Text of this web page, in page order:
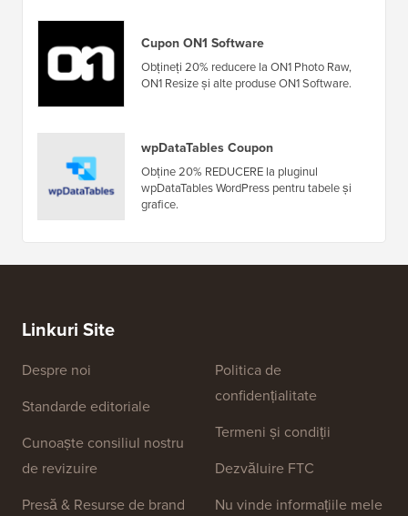
Cupon ON1 Software
Obțineți 20% reducere la ON1 Photo Raw,
ON1 Resize și alte produse ON1 Software.
wpDataTables Coupon
Obține 20% REDUCERE la pluginul
wpDataTables WordPress pentru tabele și
grafice.
Linkuri Site
Despre noi
Standarde editoriale
Cunoaște consiliul nostru
de revizuire
Presă & Resurse de brand
Politica de
confidențialitate
Termeni și condiții
Dezvăluire FTC
Nu vinde informațiile mele